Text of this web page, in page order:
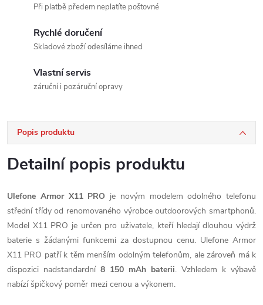
Při platbě předem neplatíte poštovné
Rychlé doručení
Skladové zboží odesíláme ihned
Vlastní servis
záruční i pozáruční opravy
Popis produktu
Detailní popis produktu
Ulefone Armor X11 PRO je novým modelem odolného telefonu
střední třídy od renomovaného výrobce outdoorových smartphonů.
Model X11 PRO je určen pro uživatele, kteří hledají dlouhou výdrž
baterie s žádanými funkcemi za dostupnou cenu. Ulefone Armor
X11 PRO patří k těm menším odolným telefonům, ale zároveň má k
dispozici nadstandardní 8 150 mAh baterii. Vzhledem k výbavě
nabízí špičkový poměr mezi cenou a výkonem.